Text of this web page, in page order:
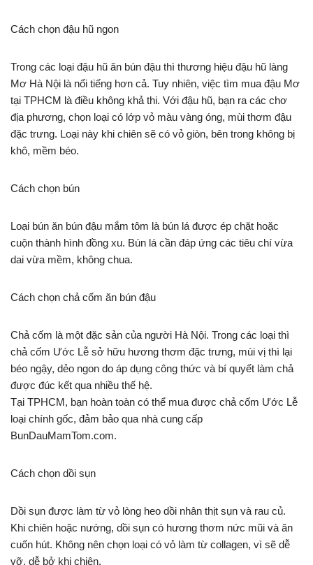
Cách chọn đậu hũ ngon
Trong các loại đậu hũ ăn bún đậu thì thương hiệu đậu hũ làng
Mơ Hà Nội là nổi tiếng hơn cả. Tuy nhiên, việc tìm mua đậu Mơ
tại TPHCM là điều không khả thi. Với đậu hũ, bạn ra các chơ
địa phương, chọn loại có lớp vỏ màu vàng óng, mùi thơm đậu
đặc trưng. Loại này khi chiên sẽ có vỏ giòn, bên trong không bị
khô, mềm béo.
Cách chọn bún
Loại bún ăn bún đậu mắm tôm là bún lá được ép chặt hoặc
cuộn thành hình đồng xu. Bún lá cần đáp ứng các tiêu chí vừa
dai vừa mềm, không chua.
Cách chọn chả cốm ăn bún đậu
Chả cốm là một đặc sản của người Hà Nội. Trong các loại thì
chả cốm Ước Lễ sở hữu hương thơm đặc trưng, mùi vị thì lại
béo ngậy, dẻo ngon do áp dụng công thức và bí quyết làm chả
được đúc kết qua nhiều thế hệ.
Tại TPHCM, bạn hoàn toàn có thể mua được chả cốm Ước Lễ
loại chính gốc, đảm bảo qua nhà cung cấp
BunDauMamTom.com.
Cách chọn dồi sụn
Dồi sụn được làm từ vỏ lòng heo dồi nhân thịt sụn và rau củ.
Khi chiên hoặc nướng, dồi sụn có hương thơm nức mũi và ăn
cuốn hút. Không nên chọn loại có vỏ làm từ collagen, vì sẽ dễ
vỡ, dễ bở khi chiên.